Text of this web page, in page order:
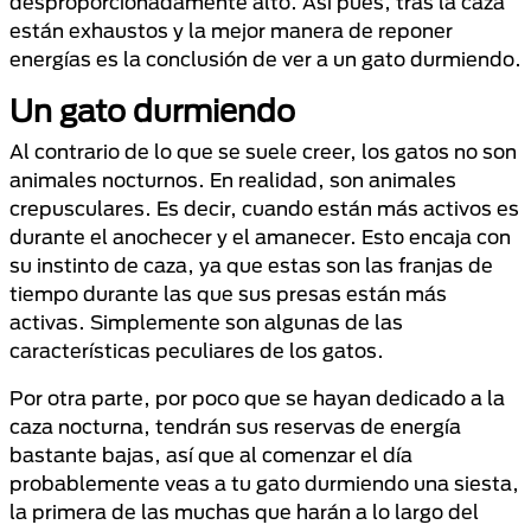
están exhaustos y la mejor manera de reponer
energías es la conclusión de ver a un gato durmiendo.
Un gato durmiendo
Al contrario de lo que se suele creer, los gatos no son
animales nocturnos. En realidad, son animales
crepusculares. Es decir, cuando están más activos es
durante el anochecer y el amanecer. Esto encaja con
su instinto de caza, ya que estas son las franjas de
tiempo durante las que sus presas están más
activas. Simplemente son algunas de las
características peculiares de los gatos.
Por otra parte, por poco que se hayan dedicado a la
caza nocturna, tendrán sus reservas de energía
bastante bajas, así que al comenzar el día
probablemente veas a tu gato durmiendo una siesta,
la primera de las muchas que harán a lo largo del